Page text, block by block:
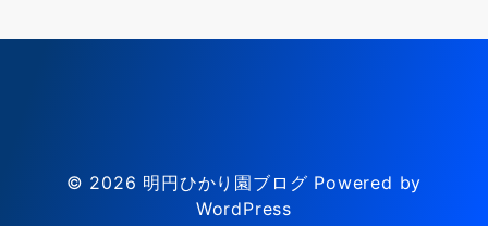
© 2026 明円ひかり園ブログ Powered by
WordPress